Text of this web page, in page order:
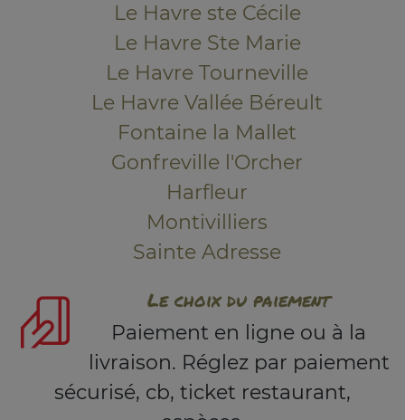
Le Havre ste Cécile
Le Havre Ste Marie
Le Havre Tourneville
Le Havre Vallée Béreult
Fontaine la Mallet
Gonfreville l'Orcher
Harfleur
Montivilliers
Sainte Adresse
Le choix du paiement
Paiement en ligne ou à la
livraison. Réglez par paiement
sécurisé, cb, ticket restaurant,